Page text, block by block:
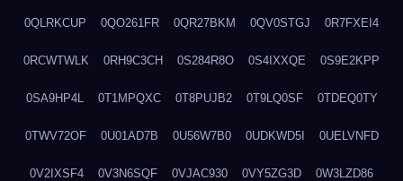
0QLRKCUP 0QO261FR 0QR27BKM 0QV0STGJ 0R7FXEI4
0RCWTWLK 0RH9C3CH 0S284R8O 0S4IXXQE 0S9E2KPP
0SA9HP4L 0T1MPQXC 0T8PUJB2 0T9LQ0SF 0TDEQ0TY
0TWV72OF 0U01AD7B 0U56W7B0 0UDKWD5I 0UELVNFD
0V2IXSF4 0V3N6SQF 0VJAC930 0VY5ZG3D 0W3LZD86